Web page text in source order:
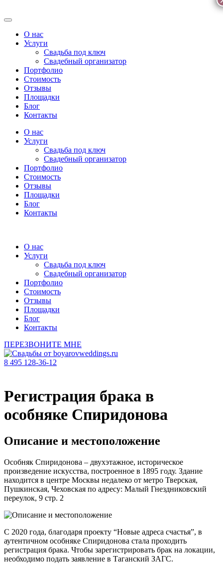
О нас
Услуги
Свадьба под ключ
Свадебный организатор
Портфолио
Стоимость
Отзывы
Площадки
Блог
Контакты
О нас
Услуги
Свадьба под ключ
Свадебный организатор
Портфолио
Стоимость
Отзывы
Площадки
Блог
Контакты
О нас
Услуги
Свадьба под ключ
Свадебный организатор
Портфолио
Стоимость
Отзывы
Площадки
Блог
Контакты
ПЕРЕЗВОНИТЕ МНЕ
8 495 128-36-12
Регистрация брака в
особняке Спиридонова
Описание и местоположение
Особняк Спиридонова – двухэтажное, историческое
произведение искусства, построенное в 1895 году. Здание
находится в центре Москвы недалеко от метро Тверская,
Пушкинская, Чеховская по адресу: Малый Гнездниковский
переулок, 9 стр. 2
С 2020 года, благодаря проекту “Новые адреса счастья”, в
аутентичном особняке Спиридонова стала проходить
регистрация брака. Чтобы зарегистрировать брак на локации,
необходимо подать заявление в Таганский ЗАГС.